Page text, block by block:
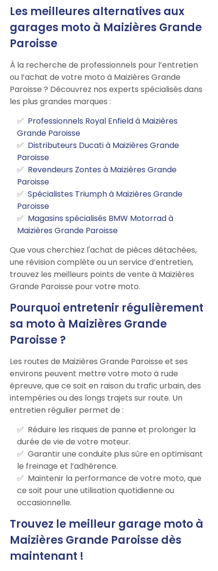
Les meilleures alternatives aux
garages moto à Maizières Grande
Paroisse
À la recherche de professionnels pour l’entretien
ou l’achat de votre moto à Maizières Grande
Paroisse ? Découvrez nos experts spécialisés dans
les plus grandes marques :
Professionnels Royal Enfield à Maizières
Grande Paroisse
Distributeurs Ducati à Maizières Grande
Paroisse
Revendeurs Zontes à Maizières Grande
Paroisse
Spécialistes Triumph à Maizières Grande
Paroisse
Magasins spécialisés BMW Motorrad à
Maizières Grande Paroisse
Que vous cherchiez l'achat de pièces détachées,
une révision complète ou un service d’entretien,
trouvez les meilleurs points de vente à Maizières
Grande Paroisse pour votre moto.
Pourquoi entretenir régulièrement
sa moto à Maizières Grande
Paroisse ?
Les routes de Maizières Grande Paroisse et ses
environs peuvent mettre votre moto à rude
épreuve, que ce soit en raison du trafic urbain, des
intempéries ou des longs trajets sur route. Un
entretien régulier permet de :
Réduire les risques de panne et prolonger la
durée de vie de votre moteur.
Garantir une conduite plus sûre en optimisant
le freinage et l’adhérence.
Maintenir la performance de votre moto, que
ce soit pour une utilisation quotidienne ou
occasionnelle.
Trouvez le meilleur garage moto à
Maizières Grande Paroisse dès
maintenant !